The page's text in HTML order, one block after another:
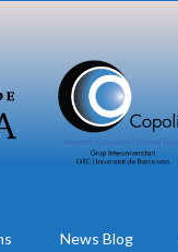
News Blog